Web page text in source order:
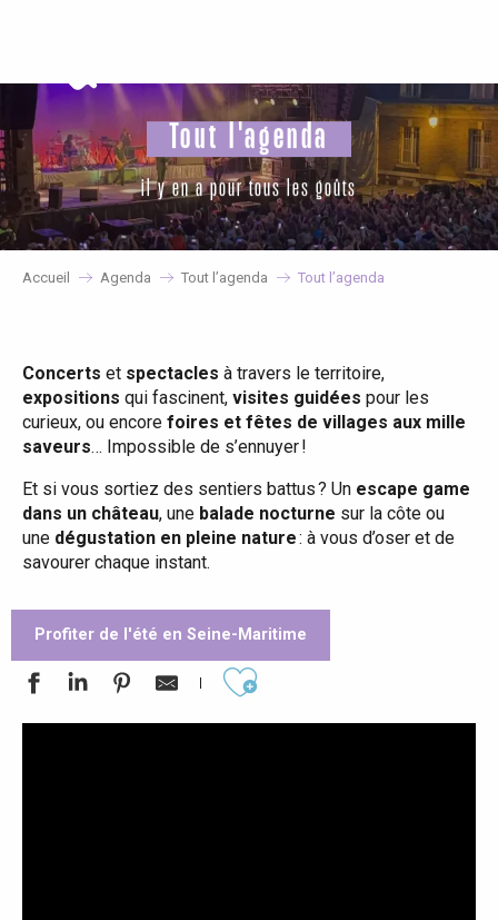
principal
Tout l'agenda
il y en a pour tous les goûts
Accueil Agenda Tout l’agenda Tout l’agenda
Concerts et spectacles à travers le territoire,
expositions qui fascinent, visites guidées pour les
curieux, ou encore foires et fêtes de villages aux mille
saveurs… Impossible de s’ennuyer !
Et si vous sortiez des sentiers battus ? Un escape game
dans un château, une balade nocturne sur la côte ou
une dégustation en pleine nature: à vous d’oser et de
savourer chaque instant.
Profiter de l'été en Seine-Maritime
Ajouter aux favoris